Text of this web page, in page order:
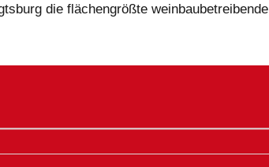
die flächengrößte weinbaubetreibende